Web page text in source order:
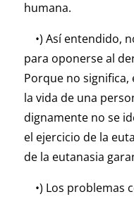
humana.
•) Así entendido,
para oponerse al
Porque no
la vida de una
dignamente no se
el ejercicio de la
de la eutanasia
•) Los problemas